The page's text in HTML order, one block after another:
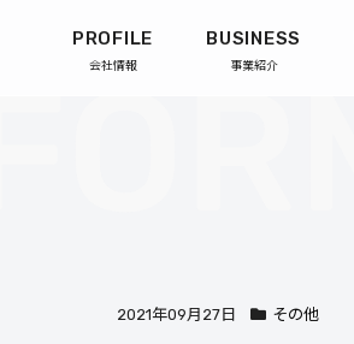
PROFILE
会社情報
BUSINESS
事業紹介
2021年09月27日 その他